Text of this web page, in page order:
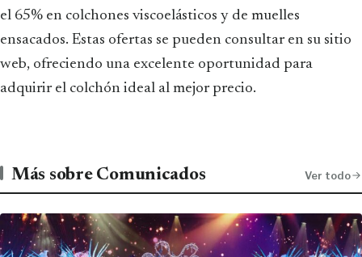
el 65% en colchones viscoelásticos y de muelles
ensacados. Estas ofertas se pueden consultar en su sitio
web, ofreciendo una excelente oportunidad para
adquirir el colchón ideal al mejor precio.
Más sobre Comunicados Ver todo